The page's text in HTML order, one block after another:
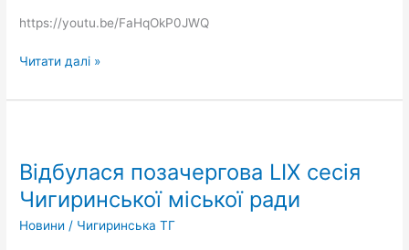
https://youtu.be/FaHqOkP0JWQ
від
Читати далі »
Відбулася позачергова LIX сесія
Чигиринської міської ради
Новини / Чигиринська ТГ
LIX
сесія
Чигиринської
міської